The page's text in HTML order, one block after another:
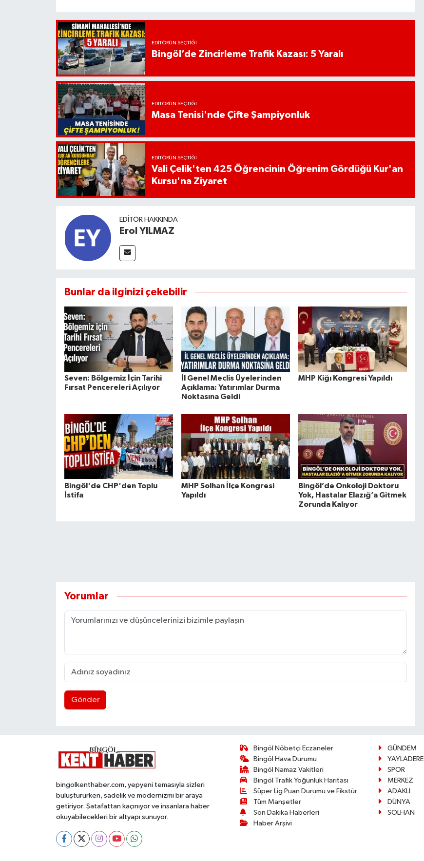
EDITÖRÜN SEÇTIĞI
Bingöl’de Zincirleme Trafik Kazası: 5 Yaralı
EDITÖRÜN SEÇTIĞI
Masa Tenisi'nde Çifte Şampiyonluk
EDITÖRÜN SEÇTIĞI
Vali Çelik'ten 425 Öğrencinin Öğrenim Gördüğü Kur'an
Kursu'na Ziyaret
EDITÖR HAKKINDA
Erol YILMAZ
Bunlar da ilginizi çekebilir
Seven: Bölgemiz İçin Tarihi
Fırsat Pencereleri Açılıyor
İl Genel Meclis Üyelerinden
Açıklama: Yatırımlar Durma
Noktasına Geldi
MHP Kiğı Kongresi Yapıldı
Bingöl'de CHP'den Toplu
İstifa
MHP Solhan İlçe Kongresi
Yapıldı
Bingöl’de Onkoloji Doktoru
Yok, Hastalar Elazığ’a Gitmek
Zorunda Kalıyor
Yorumlar
Gönder
bingolkenthaber.com, yepyeni temasıyla sizleri
buluştururken, sadelik ve modernizmi bir araya
getiriyor. Şatafattan kaçınıyor ve insanlara haber
okuyabilecekleri bir altyapı sunuyor.
Bingöl Nöbetçi Eczaneler
Bingöl Hava Durumu
Bingöl Namaz Vakitleri
Bingöl Trafik Yoğunluk Haritası
Süper Lig Puan Durumu ve Fikstür
Tüm Manşetler
Son Dakika Haberleri
Haber Arşivi
GÜNDEM
YAYLADERE
SPOR
MERKEZ
ADAKLI
DÜNYA
SOLHAN